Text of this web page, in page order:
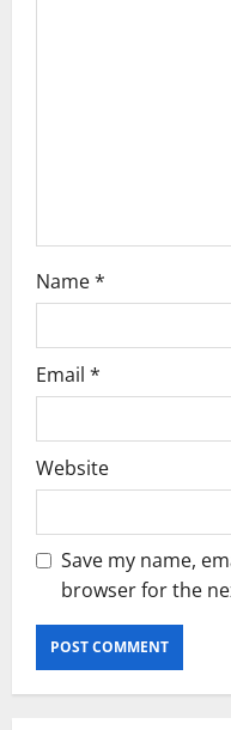
Name*
Email *
Website
Save my name,
browser for the